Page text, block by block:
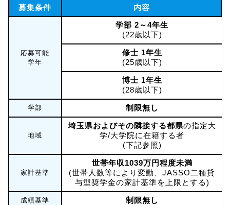
募集条件 内容
応募可能
学年
学部 2～4年生
(22歳以下)
修士 1年生
(25歳以下)
博士 1年生
(28歳以下)
学部 制限無し
地域
埼玉県およびその隣接する都県の指定大
学/大学院に在籍する者
(下記参照)
家計基準
世帯年収1039万円程度未満
(世帯人数等により変動、JASSO二種貸
与型奨学金の家計基準を上限とする)
成績基準 制限無し